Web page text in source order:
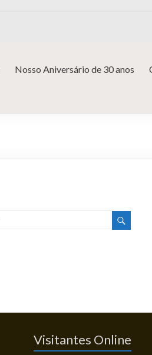
Nosso Aniversário de 30 anos
Visitantes Online